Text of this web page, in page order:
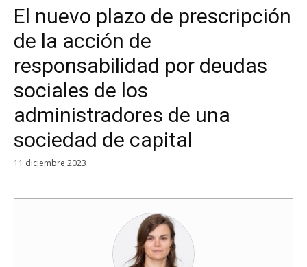
El nuevo plazo de prescripción
de la acción de
responsabilidad por deudas
sociales de los
administradores de una
sociedad de capital
11 diciembre 2023